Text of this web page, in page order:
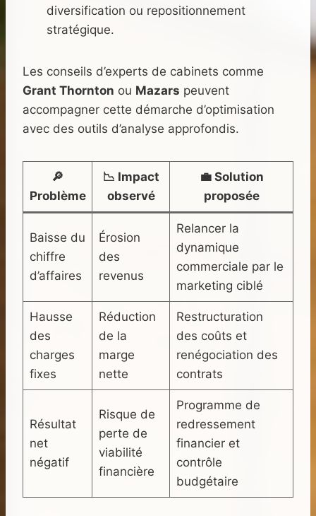
diversification ou repositionnement
stratégique.
Les conseils d’experts de cabinets comme
Grant Thornton ou Mazars peuvent
accompagner cette démarche d’optimisation
avec des outils d’analyse approfondis.
🔎
Problème
📉 Impact
observé
💼 Solution
proposée
Baisse du
chiffre
d’affaires
Érosion
des
revenus
Relancer la
dynamique
commerciale par le
marketing ciblé
Hausse
des
charges
fixes
Réduction
de la
marge
nette
Restructuration
des coûts et
renégociation des
contrats
Résultat
net
négatif
Risque de
perte de
viabilité
financière
Programme de
redressement
financier et
contrôle
budgétaire